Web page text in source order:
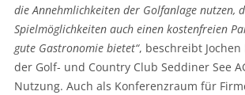
die Annehmlichkeiten der Golfanlage nutzen,
Spielmöglichkeiten auch einen kostenfreien
gute Gastronomie bietet“, beschreibt
der Golf- und Country Club Seddiner See
Nutzung. Auch als Konferenzraum für